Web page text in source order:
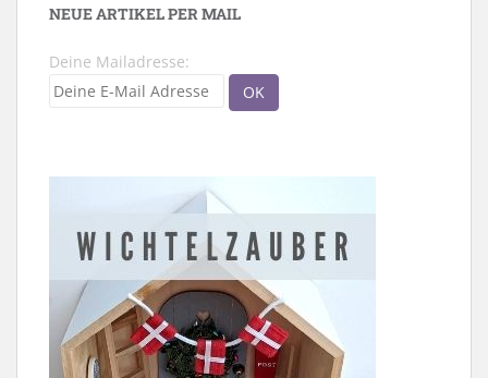
NEUE ARTIKEL PER MAIL
Deine Mailadresse: